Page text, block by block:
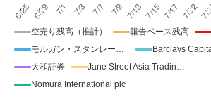
空売り残高（推計） 報告ベース残高
モルガン・スタンレーMUFG証券
大和証券
Jane Street Asia Trading Limited
Nomura International plc